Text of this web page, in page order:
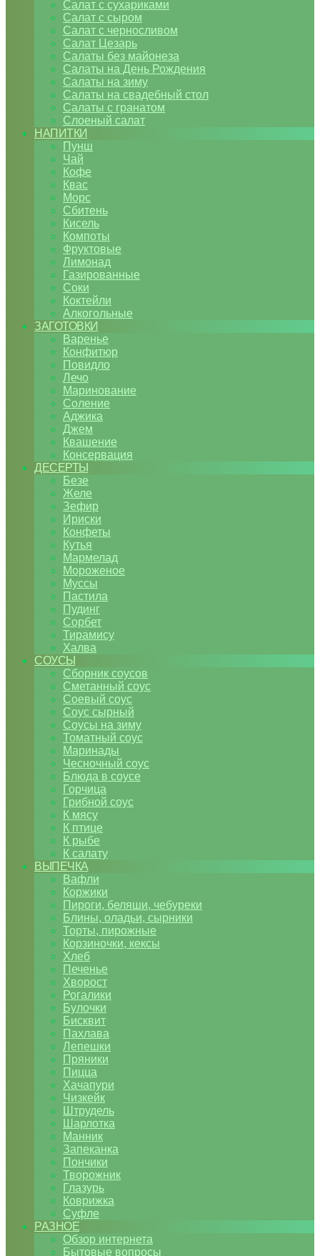
Салат с сухариками
Салат с сыром
Салат с черносливом
Салат Цезарь
Салаты без майонеза
Салаты на День Рождения
Салаты на зиму
Салаты на свадебный стол
Салаты с гранатом
Слоеный салат
НАПИТКИ
Пунш
Чай
Кофе
Квас
Морс
Сбитень
Кисель
Компоты
Фруктовые
Лимонад
Газированные
Соки
Коктейли
Алкогольные
ЗАГОТОВКИ
Варенье
Конфитюр
Повидло
Лечо
Маринование
Соление
Аджика
Джем
Квашение
Консервация
ДЕСЕРТЫ
Безе
Желе
Зефир
Ириски
Конфеты
Кутья
Мармелад
Мороженое
Муссы
Пастила
Пудинг
Сорбет
Тирамису
Халва
СОУСЫ
Сборник соусов
Сметанный соус
Соевый соус
Соус сырный
Соусы на зиму
Томатный соус
Маринады
Чесночный соус
Блюда в соусе
Горчица
Грибной соус
К мясу
К птице
К рыбе
К салату
ВЫПЕЧКА
Вафли
Коржики
Пироги, беляши, чебуреки
Блины, оладьи, сырники
Торты, пирожные
Корзиночки, кексы
Хлеб
Печенье
Хворост
Рогалики
Булочки
Бисквит
Пахлава
Лепешки
Пряники
Пицца
Хачапури
Чизкейк
Штрудель
Шарлотка
Манник
Запеканка
Пончики
Творожник
Глазурь
Коврижка
Суфле
РАЗНОЕ
Обзор интернета
Бытовые вопросы